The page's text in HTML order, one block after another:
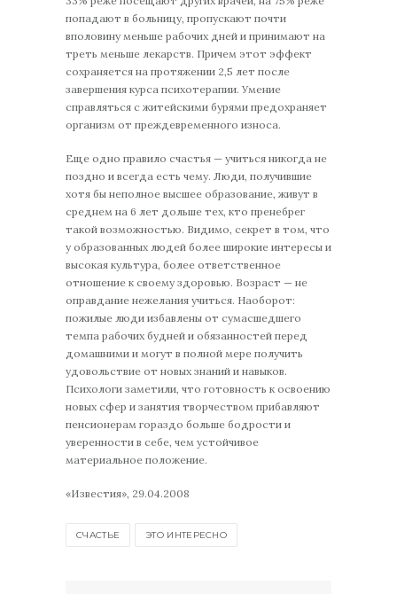
попадают в больницу, пропускают почти
вполовину меньше рабочих дней и принимают на
треть меньше лекарств. Причем этот эффект
сохраняется на протяжении 2,5 лет после
завершения курса психотерапии. Умение
справляться с житейскими бурями предохраняет
организм от преждевременного износа.
Еще одно правило счастья — учиться никогда не
поздно и всегда есть чему. Люди, получившие
хотя бы неполное высшее образование, живут в
среднем на 6 лет дольше тех, кто пренебрег
такой возможностью. Видимо, секрет в том, что
у образованных людей более широкие интересы и
высокая культура, более ответственное
отношение к своему здоровью. Возраст — не
оправдание нежелания учиться. Наоборот:
пожилые люди избавлены от сумасшедшего
темпа рабочих будней и обязанностей перед
домашними и могут в полной мере получить
удовольствие от новых знаний и навыков.
Психологи заметили, что готовность к освоению
новых сфер и занятия творчеством прибавляют
пенсионерам гораздо больше бодрости и
уверенности в себе, чем устойчивое
материальное положение.
«Известия», 29.04.2008
СЧАСТЬЕ ЭТО ИНТЕРЕСНО